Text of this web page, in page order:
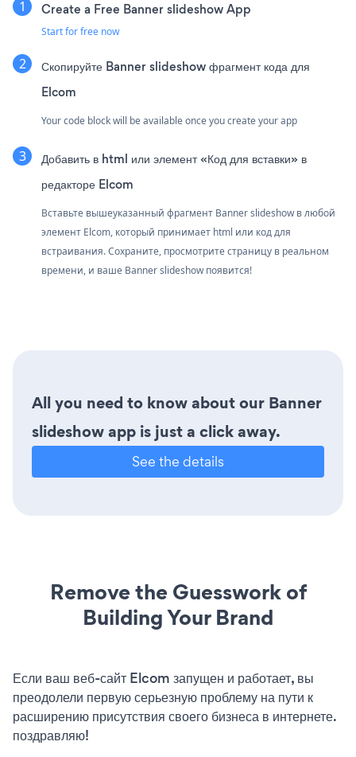
Create a Free Banner slideshow App
Start for free now
Скопируйте Banner slideshow фрагмент кода для
Elcom
Your code block will be available once you create your app
Добавить в html или элемент «Код для вставки» в
редакторе Elcom
Вставьте вышеуказанный фрагмент Banner slideshow в любой
элемент Elcom, который принимает html или код для
встраивания. Сохраните, просмотрите страницу в реальном
времени, и ваше Banner slideshow появится!
All you need to know about our Banner
slideshow app is just a click away.
See the details
Remove the Guesswork of
Building Your Brand
Если ваш веб-сайт Elcom запущен и работает, вы
преодолели первую серьезную проблему на пути к
расширению присутствия своего бизнеса в интернете.
поздравляю!